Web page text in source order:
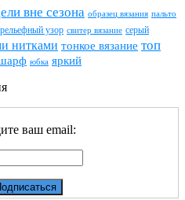
вне сезона образец вязания пальто
рельефный узор свитер вязание серый
нитками тонкое вязание топ
юбка яркий
ваш email: